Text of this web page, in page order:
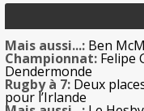
Mais aussi...: Ben
Championnat: Felipe
Dendermonde
Rugby à 7: Deux
pour l’Irlande